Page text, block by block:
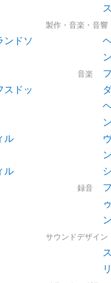
ンドソ
スドッ
ル
ル
製作・音楽・音響
ン
音楽
ン
録音
ン
サウンドデザイン